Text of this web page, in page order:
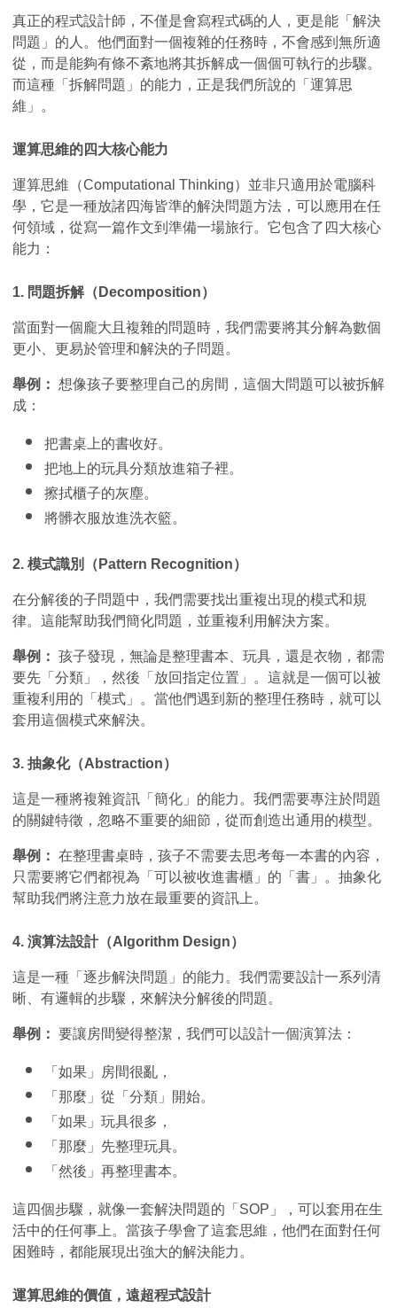
真正的程式設計師，不僅是會寫程式碼的人，更是能「解決
問題」的人。他們面對一個複雜的任務時，不會感到無所適
從，而是能夠有條不紊地將其拆解成一個個可執行的步驟。
而這種「拆解問題」的能力，正是我們所說的「運算思
維」。
運算思維的四大核心能力
運算思維（Computational Thinking）並非只適用於電腦科
學，它是一種放諸四海皆準的解決問題方法，可以應用在任
何領域，從寫一篇作文到準備一場旅行。它包含了四大核心
能力：
1. 問題拆解（Decomposition）
當面對一個龐大且複雜的問題時，我們需要將其分解為數個
更小、更易於管理和解決的子問題。
舉例： 想像孩子要整理自己的房間，這個大問題可以被拆解
成：
把書桌上的書收好。
把地上的玩具分類放進箱子裡。
擦拭櫃子的灰塵。
將髒衣服放進洗衣籃。
2. 模式識別（Pattern Recognition）
在分解後的子問題中，我們需要找出重複出現的模式和規
律。這能幫助我們簡化問題，並重複利用解決方案。
舉例： 孩子發現，無論是整理書本、玩具，還是衣物，都需
要先「分類」，然後「放回指定位置」。這就是一個可以被
重複利用的「模式」。當他們遇到新的整理任務時，就可以
套用這個模式來解決。
3. 抽象化（Abstraction）
這是一種將複雜資訊「簡化」的能力。我們需要專注於問題
的關鍵特徵，忽略不重要的細節，從而創造出通用的模型。
舉例： 在整理書桌時，孩子不需要去思考每一本書的內容，
只需要將它們都視為「可以被收進書櫃」的「書」。抽象化
幫助我們將注意力放在最重要的資訊上。
4. 演算法設計（Algorithm Design）
這是一種「逐步解決問題」的能力。我們需要設計一系列清
晰、有邏輯的步驟，來解決分解後的問題。
舉例： 要讓房間變得整潔，我們可以設計一個演算法：
「如果」房間很亂，
「那麼」從「分類」開始。
「如果」玩具很多，
「那麼」先整理玩具。
「然後」再整理書本。
這四個步驟，就像一套解決問題的「SOP」，可以套用在生
活中的任何事上。當孩子學會了這套思維，他們在面對任何
困難時，都能展現出強大的解決能力。
運算思維的價值，遠超程式設計